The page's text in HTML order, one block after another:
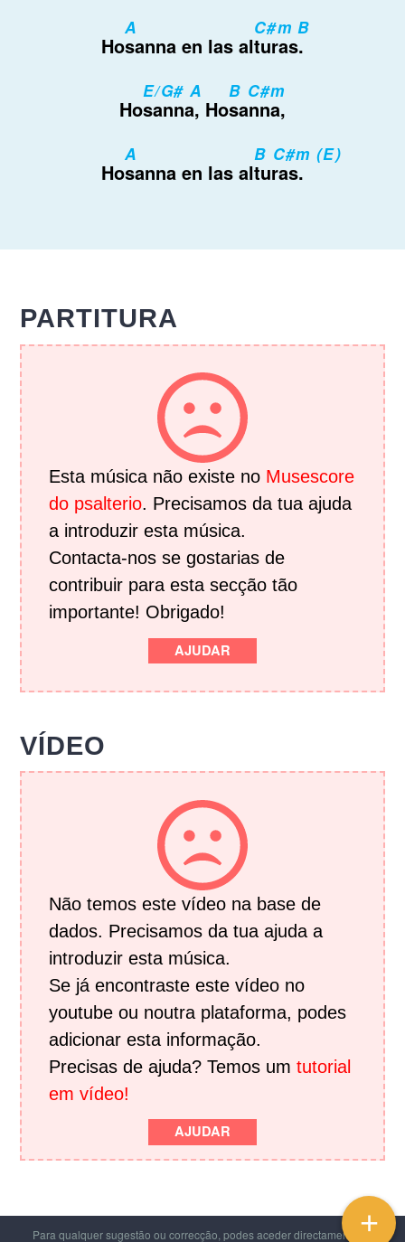
Ho
A
sanna en las al
C#m B
turas.
Ho
E/G# A
sanna, Ho
B C#m
sanna,
Ho
A
sanna en las al
B C#m (E)
turas.
PARTITURA
Esta música não existe no Musescore
do psalterio. Precisamos da tua ajuda
a introduzir esta música.
Contacta-nos se gostarias de
contribuir para esta secção tão
importante! Obrigado!
AJUDAR
VÍDEO
Não temos este vídeo na base de
dados. Precisamos da tua ajuda a
introduzir esta música.
Se já encontraste este vídeo no
youtube ou noutra plataforma, podes
adicionar esta informação.
Precisas de ajuda? Temos um tutorial
em vídeo!
AJUDAR
+
Para qualquer sugestão ou correcção, podes aceder directamente ao